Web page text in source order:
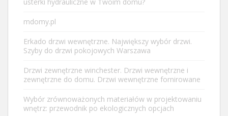
mdomy.pl
Erkado drzwi wewnętrzne. Największy wybór drzwi.
Szyby do drzwi pokojowych Warszawa
Drzwi zewnętrzne winchester. Drzwi wewnętrzne i
zewnętrzne do domu. Drzwi wewnętrzne fornirowane
Wybór zrównoważonych materiałów w projektowaniu
wnętrz: przewodnik po ekologicznych opcjach